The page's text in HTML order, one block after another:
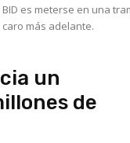
es meterse en una
más adelante.
un
de